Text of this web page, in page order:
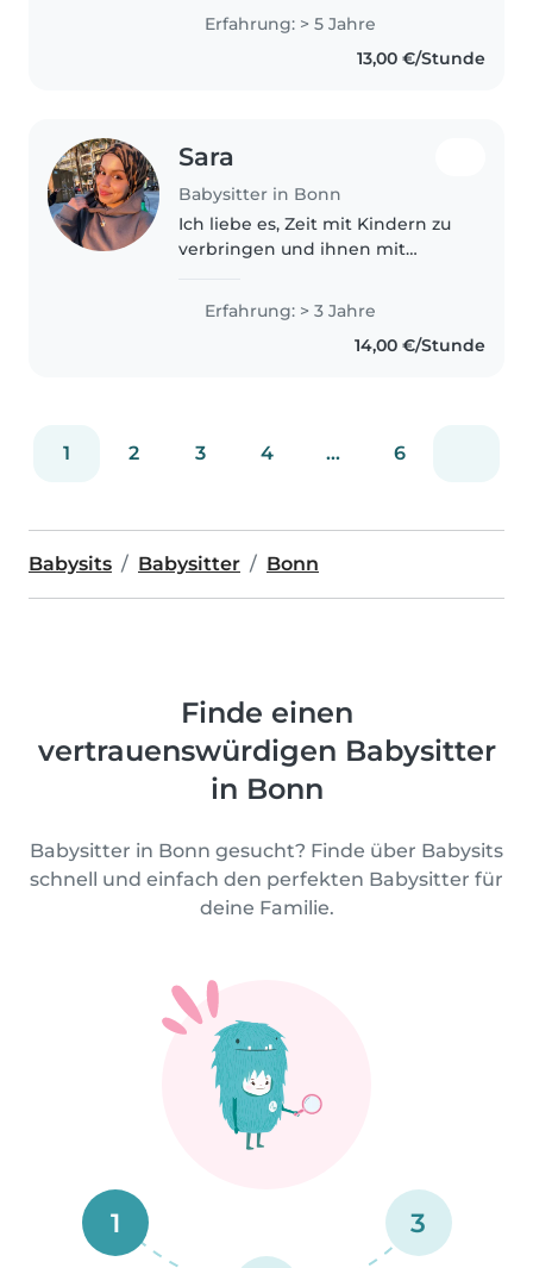
von 1 bis 10 Jahren. Ich bin
verantwortungsbewusst, fröhlich
und kreativ. Zu meinen
Erfahrung: > 5 Jahre
13,00 €/Stunde
Sara
Babysitter in Bonn
Ich liebe es, Zeit mit Kindern zu
verbringen und ihnen mit
begegnen. Mit drei Jahren
Erfahrung in der
Kinderbetreuung von Babys bis
Erfahrung: > 3 Jahre
14,00 €/Stunde
1 2 3 4 ... 6
Babysits Babysitter Bonn
Finde einen
vertrauenswürdigen Babysitter
in Bonn
Babysitter in Bonn gesucht? Finde über Babysits
schnell und einfach den perfekten Babysitter für
deine Familie.
1 3